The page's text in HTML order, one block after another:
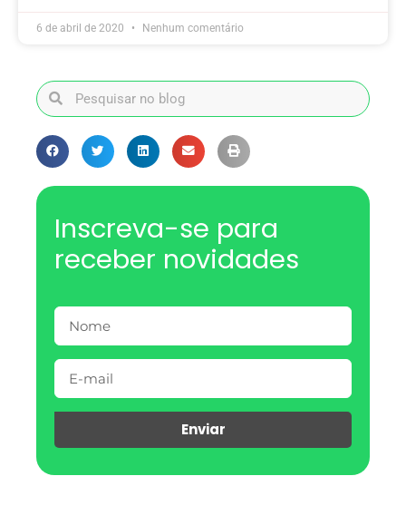
6 de abril de 2020 Nenhum comentário
Inscreva-se para
receber novidades
Enviar